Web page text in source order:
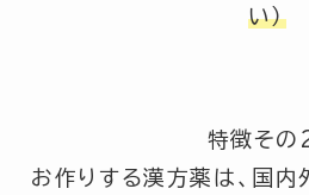
い）
特徴その
お作りする漢方薬は、国内